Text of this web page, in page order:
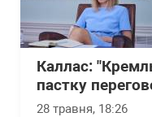
Каллас:
пастку
28 травня, 18:26